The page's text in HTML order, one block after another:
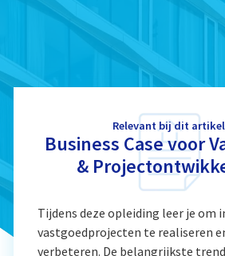
Relevant bij dit artikel
Business Case voor
&
Tijdens deze opleiding leer je om
vastgoedprojecten te realiseren
verbeteren. De belangrijkste